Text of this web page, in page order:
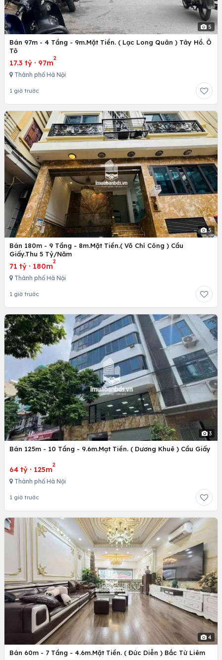
5
Bán 97m - 4 Tầng - 9m.Mặt Tiền. ( Lạc Long Quân ) Tây Hồ. Ô
Tô
17.3 tỷ · 97m
2
Thành phố Hà Nội
1 giờ trước
5
Bán 180m - 9 Tầng - 8m.Mặt Tiền.( Võ Chí Công ) Cầu
Giấy.Thu 5 Tỷ/Năm
71 tỷ · 180m
2
Thành phố Hà Nội
1 giờ trước
3
Bán 125m - 10 Tầng - 9.6m.Mạt Tiền. ( Dương Khuê ) Cầu Giấy
64 tỷ · 125m
2
Thành phố Hà Nội
1 giờ trước
4
Bán 60m - 7 Tầng - 4.6m.Mặt Tiền. ( Đức Diễn ) Bắc Từ Liêm